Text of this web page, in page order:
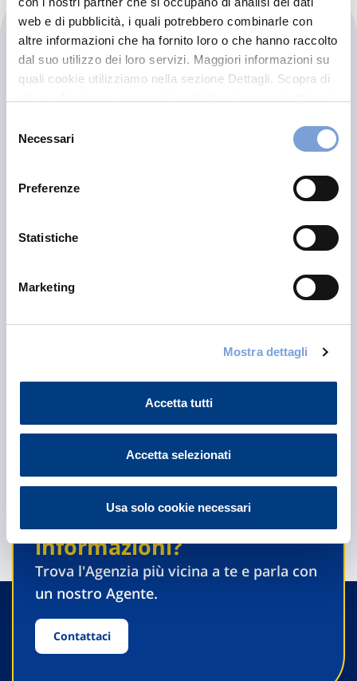
web e di pubblicità, i quali potrebbero combinarle con
altre informazioni che ha fornito loro o che hanno raccolto
dal suo utilizzo dei loro servizi. Maggiori informazioni su
quali cookie utilizziamo nella sezione Dettagli. Scopra di
può trovare nel footer del sito nella sezione "Informativa
delNecessari
Preferenze
Statistiche
Marketing
Mostra dettagli
Accetta tutti
Accetta selezionati
Usa solo cookie necessari
Salentauto De Nuzzo Srl
Autorizzata:
Viale Giuseppe Grassi 158
Indicazioni
CARROZZERIALECCE@SALENTAUTODENUZZO.IT
Chiama ora
Hai bisogno di
informazioni?
Trova l'Agenzia più vicina a te e parla con
un nostro Agente.
Contattaci